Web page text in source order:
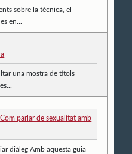
sobre la tècnica, el
en...
una mostra de titols
parlar de sexualitat amb
diàleg Amb aquesta guia